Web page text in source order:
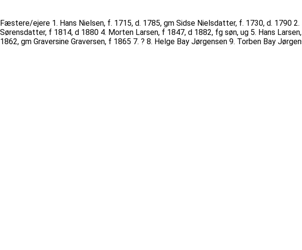
Fæstere/ejere 1. Hans Nielsen, f. 1715, d. 1785, gm Sidse Nielsdatter, f. 1730, d. 1790
Sørensdatter, f 1814, d 1880 4. Morten Larsen, f 1847, d 1882, fg søn, ug 5. Hans
1862, gm Graversine Graversen, f 1865 7. ? 8. Helge Bay Jørgensen 9. Torben Bay